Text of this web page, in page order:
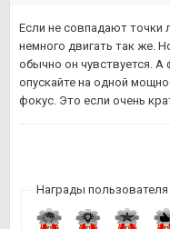
Если не совпадают точки
немного двигать так же.
обычно он чувствуется. А
опускайте на одной
фокус. Это если очень
Награды пользователя